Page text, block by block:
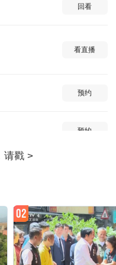
回看
看直播
预约
预约
预约
预约
02